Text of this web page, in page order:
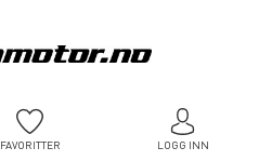
FAVORITTER LOGG INN